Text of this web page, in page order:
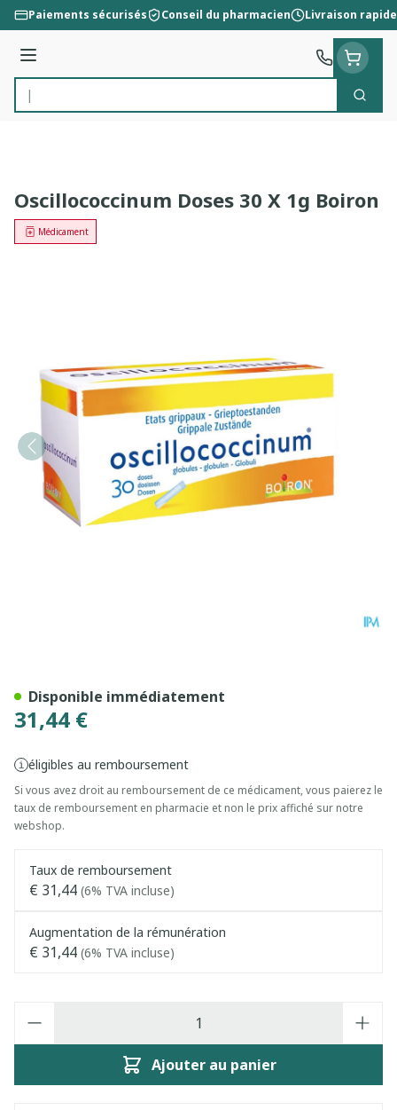
Aller au contenu
Paiements sécurisés Conseil du pharmacien Livraison rapide
Menu
Rechercher
Oscillococcinum Doses 30 X 1g Boiron
Médicament
31,44 €
éligibles au remboursement
Si vous avez droit au remboursement de ce médicament, vous paierez le
taux de remboursement en pharmacie et non le prix affiché sur notre
webshop.
Taux de remboursement
€ 31,44 (6% TVA incluse)
Augmentation de la rémunération
€ 31,44 (6% TVA incluse)
Ajouter au panier
Disponible immédiatement